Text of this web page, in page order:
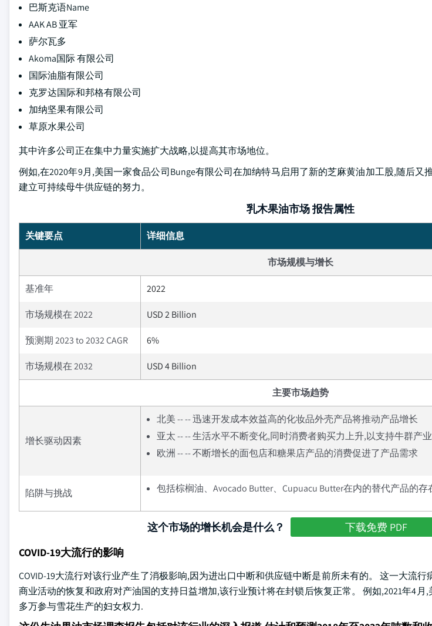
巴斯克语Name
AAK AB 亚军
萨尔瓦多
Akoma国际 有限公司
国际油脂有限公司
克罗达国际和邦格有限公司
加纳坚果有限公司
草原水果公司
其中许多公司正在集中力量实施扩大战略,以提高其市场地位。
例如,在2020年9月,美国一家食品公司Bunge有限公司在加纳特马启用了新的芝麻黄油加工股,随后又
建立可持续母牛供应链的努力。
乳木果油市场 报告属性
关键要点 详细信息
市场规模与增长
基准年 2022
市场规模在 2022 USD 2 Billion
预测期 2023 to 2032 CAGR 6%
市场规模在 2032 USD 4 Billion
主要市场趋势
增长驱动因素
北美 -- -- 迅速开发成本效益高的化妆品外壳产品将推动产品增长
亚太 -- -- 生活水平不断变化,同时消费者购买力上升,以支持牛群产
欧洲 -- -- 不断增长的面包店和糖果店产品的消费促进了产品需求
陷阱与挑战 包括棕榈油、Avocado Butter、Cupuacu Butter在内的替代产品的存
这个市场的增长机会是什么？
下载免费 PDF
COVID-19大流行的影响
COVID-19大流行对该行业产生了消极影响,因为进出口中断和供应链中断是前所未有的。 这一大流
商业活动的恢复和政府对产油国的支持日益增加,该行业预计将在封锁后恢复正常。 例如,2021年4月
多万参与雪花生产的妇女权力.